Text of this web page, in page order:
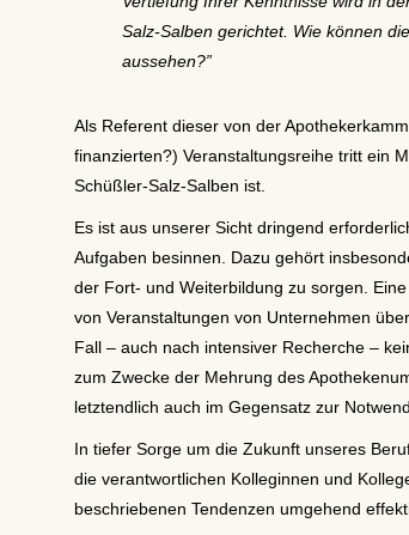
Salz-Salben gerichtet. Wie können
aussehen?”
Als Referent dieser von der
finanzierten?) Veranstaltungsreihe tritt ein
Schüßler-Salz-Salben ist.
Es ist aus unserer Sicht dringend
Aufgaben besinnen. Dazu gehört
der Fort- und Weiterbildung zu sorgen.
von Veranstaltungen von Unternehmen
Fall – auch nach intensiver Recherche –
zum Zwecke der Mehrung des
letztendlich auch im Gegensatz zur
In tiefer Sorge um die Zukunft unseres
die verantwortlichen Kolleginnen und
beschriebenen Tendenzen umgehend